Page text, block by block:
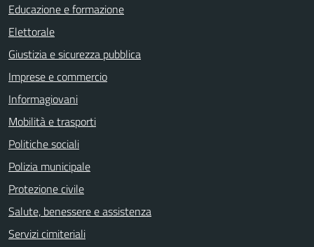
Educazione e formazione
Elettorale
Giustizia e sicurezza pubblica
Imprese e commercio
Informagiovani
Mobilità e trasporti
Politiche sociali
Polizia municipale
Protezione civile
Salute, benessere e assistenza
Servizi cimiteriali